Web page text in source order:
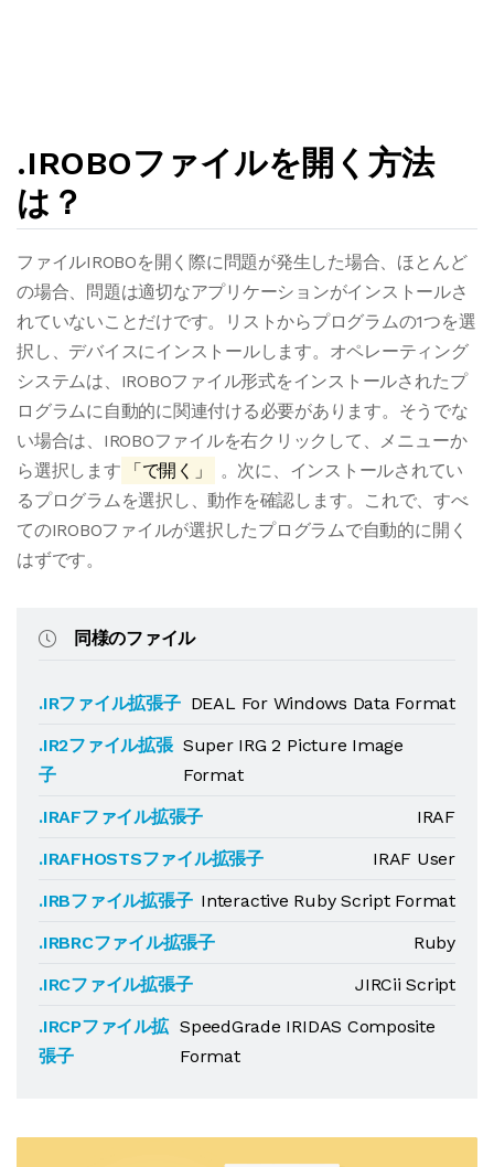
.IROBOファイルを開く方法
は？
ファイルIROBOを開く際に問題が発生した場合、ほとんど
の場合、問題は適切なアプリケーションがインストールさ
れていないことだけです。リストからプログラムの1つを選
択し、デバイスにインストールします。オペレーティング
システムは、IROBOファイル形式をインストールされたプ
ログラムに自動的に関連付ける必要があります。そうでな
い場合は、IROBOファイルを右クリックして、メニューか
ら選択します
「で開く」
。次に、インストールされてい
るプログラムを選択し、動作を確認します。これで、すべ
てのIROBOファイルが選択したプログラムで自動的に開く
はずです。
同様のファイル
.IRファイル拡張子 DEAL For Windows Data Format
.IR2ファイル拡張
子
Super IRG 2 Picture Image
Format
.IRAFファイル拡張子
IRAF
.IRAFHOSTSファイル拡張子
IRAF User
.IRBファイル拡張子 Interactive Ruby Script Format
.IRBRCファイル拡張子
Ruby
.IRCファイル拡張子
JIRCii Script
.IRCPファイル拡
張子
SpeedGrade IRIDAS Composite
Format